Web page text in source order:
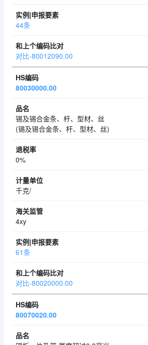
44条
对比-80012090.00
80030000.00
锡及锡合金条、杆、型材、丝
(锡及锡合金条、杆、型材、丝)
0%
千克/
4xy
61条
对比-80020000.00
80070020.00